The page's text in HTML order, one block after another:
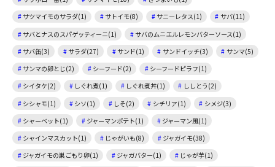
サツマイモのサラダ(1)
サトイモ(8) サニーレタス(1)
サバ(11)
サバとナスのスパゲッティーニ(1)
サバのムニエルレモンバターソース(1)
サバ缶(3)
サラダ(27) サンド(1) サンドイッチ(3)
サンマ(5)
サンマの卵とじ(2)
シーフード(2)
シーフードピラフ(1)
シイタケ(2)
しぐれ煮(1) しぐれ煮丼(1)
ししとう(2)
シシャモ(1)
シソ(1) しそ(2) シチリア(1)
シメジ(3)
シャーベット(1)
ジャーマンポテト(1)
ジャーマン風(1)
シャインマスカット(1)
じゃがいも(8)
ジャガイモ(38)
ジャガイモの巣ごもり卵(1)
ジャガバター(1)
じゃが芋(1)